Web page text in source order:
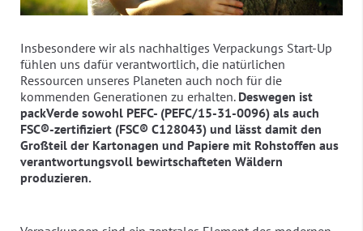
Insbesondere wir als nachhaltiges Verpackungs Start-Up
fühlen uns dafür verantwortlich, die natürlichen
Ressourcen unseres Planeten auch noch für die
kommenden Generationen zu erhalten. Deswegen ist
packVerde sowohl PEFC- (PEFC/15-31-0096) als auch
FSC®-zertifiziert (FSC® C128043) und lässt damit den
Großteil der Kartonagen und Papiere mit Rohstoffen aus
verantwortungsvoll bewirtschafteten Wäldern
produzieren.